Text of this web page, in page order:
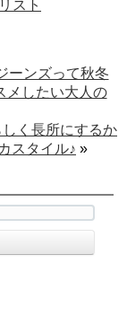
ーンズって秋冬
メしたい大人の
しく長所にするか
スタイル♪ »